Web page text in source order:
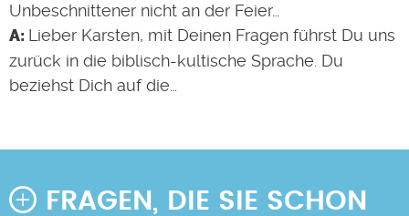
Unbeschnittener nicht an der Feier…
Lieber Karsten, mit Deinen Fragen führst Du uns
zurück in die biblisch-kultische Sprache. Du
beziehst Dich auf die…
FRAGEN, DIE SIE SCHON